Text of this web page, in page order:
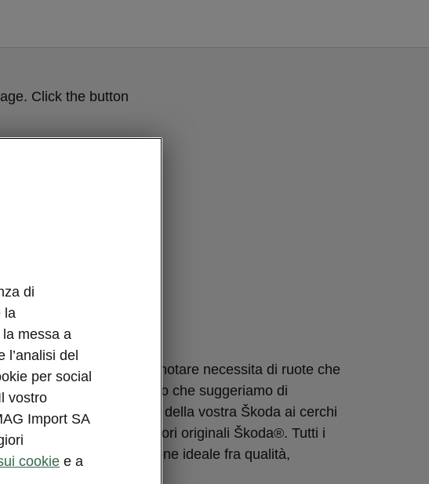
Click the button
vettura che vuole farsi notare necessita di ruote che
notare. È per questo che suggeriamo di
l’equipaggiamento della vostra Škoda ai cerchi
leggera degli accessori originali Škoda®. Tutti i
offrono la combinazione ideale fra qualità,
di
la
messa a
del
per social
vostro
Import SA
cookie e a